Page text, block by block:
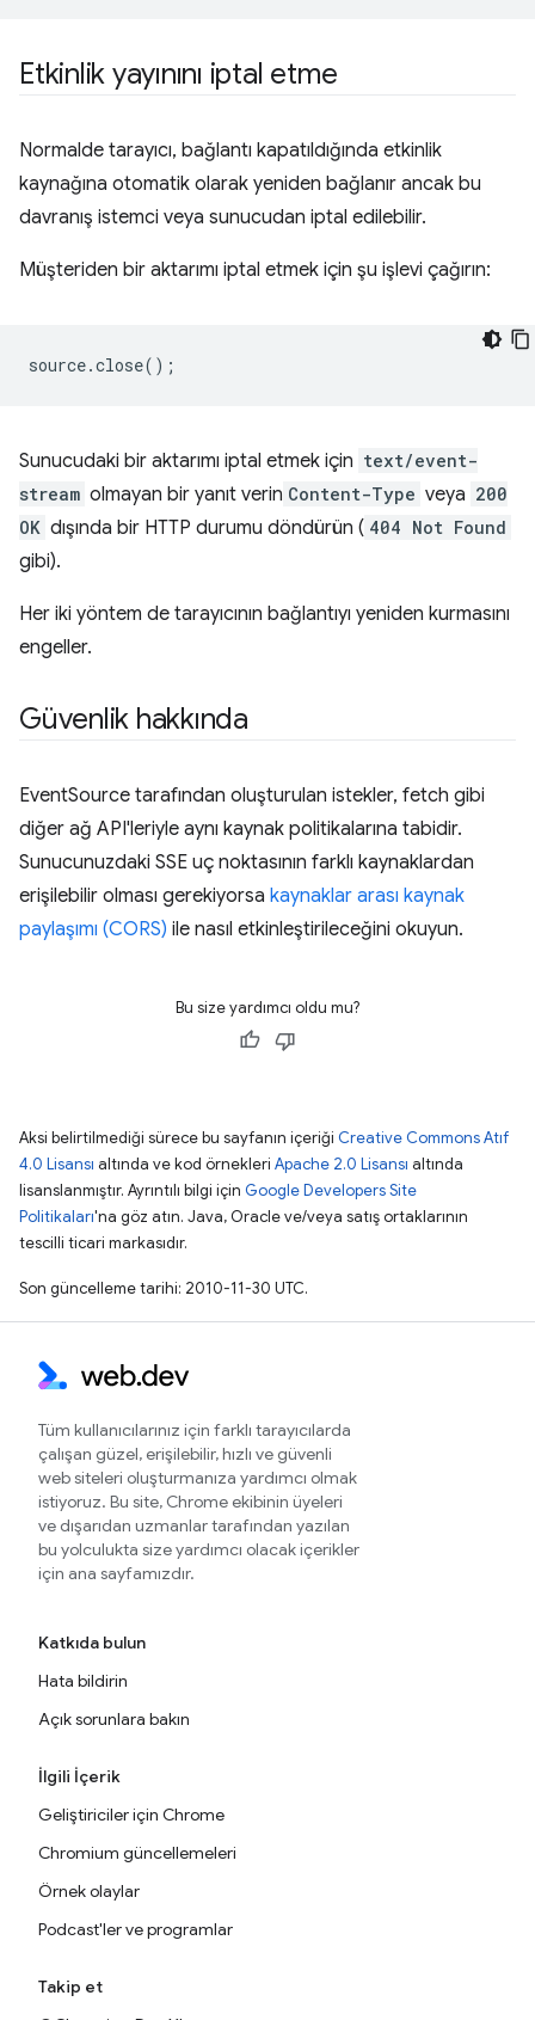
Etkinlik yayınını iptal etme
Normalde tarayıcı, bağlantı kapatıldığında etkinlik
kaynağına otomatik olarak yeniden bağlanır ancak bu
davranış istemci veya sunucudan iptal edilebilir.
Müşteriden bir aktarımı iptal etmek için şu işlevi çağırın:
source.close();
Sunucudaki bir aktarımı iptal etmek için text/event-
stream olmayan bir yanıt verin Content-Type veya 200
OK dışında bir HTTP durumu döndürün ( 404 Not Found
gibi).
Her iki yöntem de tarayıcının bağlantıyı yeniden kurmasını
engeller.
Güvenlik hakkında
EventSource tarafından oluşturulan istekler, fetch gibi
diğer ağ API'leriyle aynı kaynak politikalarına tabidir.
Sunucunuzdaki SSE uç noktasının farklı kaynaklardan
erişilebilir olması gerekiyorsa kaynaklar arası kaynak
paylaşımı (CORS) ile nasıl etkinleştirileceğini okuyun.
Bu size yardımcı oldu mu?
Aksi belirtilmediği sürece bu sayfanın içeriği Creative Commons Atıf
4.0 Lisansı altında ve kod örnekleri Apache 2.0 Lisansı altında
lisanslanmıştır. Ayrıntılı bilgi için Google Developers Site
Politikaları'na göz atın. Java, Oracle ve/veya satış ortaklarının
tescilli ticari markasıdır.
Son güncelleme tarihi: 2010-11-30 UTC.
Tüm kullanıcılarınız için farklı tarayıcılarda
çalışan güzel, erişilebilir, hızlı ve güvenli
web siteleri oluşturmanıza yardımcı olmak
istiyoruz. Bu site, Chrome ekibinin üyeleri
ve dışarıdan uzmanlar tarafından yazılan
bu yolculukta size yardımcı olacak içerikler
için ana sayfamızdır.
Katkıda bulun
Hata bildirin
Açık sorunlara bakın
İlgili İçerik
Geliştiriciler için Chrome
Chromium güncellemeleri
Örnek olaylar
Podcast'ler ve programlar
Takip et